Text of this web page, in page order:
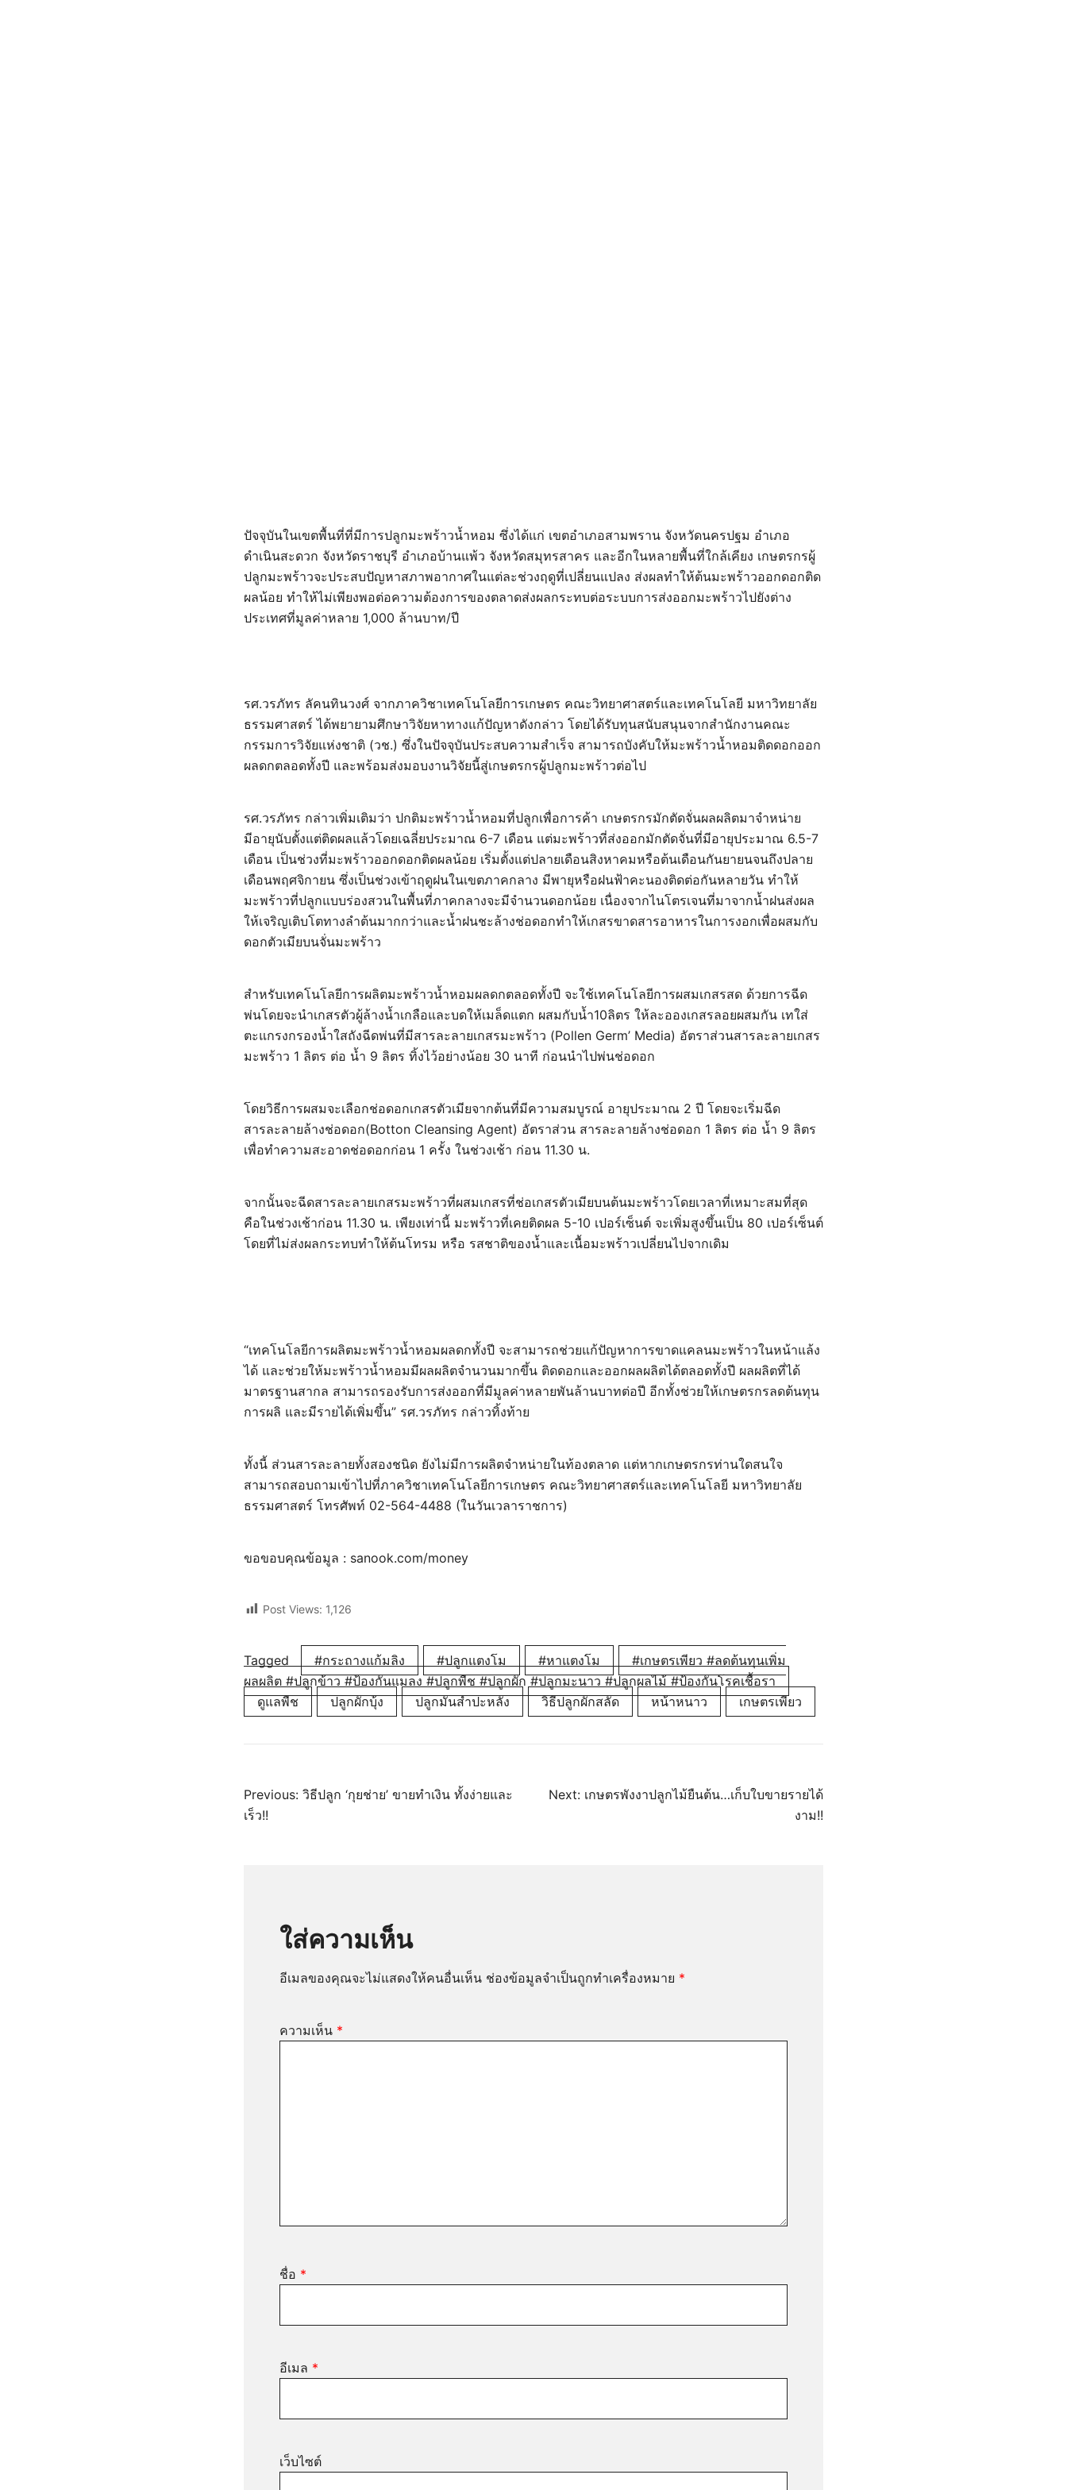
ปัจจุบันในเขตพื้นที่ที่มีการปลูกมะพร้าวน้ำหอม ซึ่งได้แก่ เขตอำเภอสามพราน จังหวัดนครปฐม อำเภอ
ดำเนินสะดวก จังหวัดราชบุรี อำเภอบ้านแพ้ว จังหวัดสมุทรสาคร และอีกในหลายพื้นที่ใกล้เคียง เกษตรกรผู้
ปลูกมะพร้าวจะประสบปัญหาสภาพอากาศในแต่ละช่วงฤดูที่เปลี่ยนแปลง ส่งผลทำให้ต้นมะพร้าวออกดอกติด
ผลน้อย ทำให้ไม่เพียงพอต่อความต้องการของตลาดส่งผลกระทบต่อระบบการส่งออกมะพร้าวไปยังต่าง
ประเทศที่มูลค่าหลาย 1,000 ล้านบาท/ปี
รศ.วรภัทร ลัคนทินวงศ์ จากภาควิชาเทคโนโลยีการเกษตร คณะวิทยาศาสตร์และเทคโนโลยี มหาวิทยาลัย
ธรรมศาสตร์ ได้พยายามศึกษาวิจัยหาทางแก้ปัญหาดังกล่าว โดยได้รับทุนสนับสนุนจากสำนักงานคณะ
กรรมการวิจัยแห่งชาติ (วช.) ซึ่งในปัจจุบันประสบความสำเร็จ สามารถบังคับให้มะพร้าวน้ำหอมติดดอกออก
ผลดกตลอดทั้งปี และพร้อมส่งมอบงานวิจัยนี้สู่เกษตรกรผู้ปลูกมะพร้าวต่อไป
รศ.วรภัทร กล่าวเพิ่มเติมว่า ปกติมะพร้าวน้ำหอมที่ปลูกเพื่อการค้า เกษตรกรมักตัดจั่นผลผลิตมาจำหน่าย
มีอายุนับตั้งแต่ติดผลแล้วโดยเฉลี่ยประมาณ 6-7 เดือน แต่มะพร้าวที่ส่งออกมักตัดจั่นที่มีอายุประมาณ 6.5-7
เดือน เป็นช่วงที่มะพร้าวออกดอกติดผลน้อย เริ่มตั้งแต่ปลายเดือนสิงหาคมหรือต้นเดือนกันยายนจนถึงปลาย
เดือนพฤศจิกายน ซึ่งเป็นช่วงเข้าฤดูฝนในเขตภาคกลาง มีพายุหรือฝนฟ้าคะนองติดต่อกันหลายวัน ทำให้
มะพร้าวที่ปลูกแบบร่องสวนในพื้นที่ภาคกลางจะมีจำนวนดอกน้อย เนื่องจากไนโตรเจนที่มาจากน้ำฝนส่งผล
ให้เจริญเติบโตทางลำต้นมากกว่าและน้ำฝนชะล้างช่อดอกทำให้เกสรขาดสารอาหารในการงอกเพื่อผสมกับ
ดอกตัวเมียบนจั่นมะพร้าว
สำหรับเทคโนโลยีการผลิตมะพร้าวน้ำหอมผลดกตลอดทั้งปี จะใช้เทคโนโลยีการผสมเกสรสด ด้วยการฉีด
พ่นโดยจะนำเกสรตัวผู้ล้างน้ำเกลือและบดให้เมล็ดแตก ผสมกับน้ำ10ลิตร ให้ละอองเกสรลอยผสมกัน เทใส่
ตะแกรงกรองน้ำใสถังฉีดพ่นที่มีสารละลายเกสรมะพร้าว (Pollen Germ’ Media) อัตราส่วนสารละลายเกสร
มะพร้าว 1 ลิตร ต่อ น้ำ 9 ลิตร ทิ้งไว้อย่างน้อย 30 นาที ก่อนนำไปพ่นช่อดอก
โดยวิธีการผสมจะเลือกช่อดอกเกสรตัวเมียจากต้นที่มีความสมบูรณ์ อายุประมาณ 2 ปี โดยจะเริ่มฉีด
สารละลายล้างช่อดอก(Botton Cleansing Agent) อัตราส่วน สารละลายล้างช่อดอก 1 ลิตร ต่อ น้ำ 9 ลิตร
เพื่อทำความสะอาดช่อดอกก่อน 1 ครั้ง ในช่วงเช้า ก่อน 11.30 น.
จากนั้นจะฉีดสารละลายเกสรมะพร้าวที่ผสมเกสรที่ช่อเกสรตัวเมียบนต้นมะพร้าวโดยเวลาที่เหมาะสมที่สุด
คือในช่วงเช้าก่อน 11.30 น. เพียงเท่านี้ มะพร้าวที่เคยติดผล 5-10 เปอร์เซ็นต์ จะเพิ่มสูงขึ้นเป็น 80 เปอร์เซ็นต์
โดยที่ไม่ส่งผลกระทบทำให้ต้นโทรม หรือ รสชาติของน้ำและเนื้อมะพร้าวเปลี่ยนไปจากเดิม
“เทคโนโลยีการผลิตมะพร้าวน้ำหอมผลดกทั้งปี จะสามารถช่วยแก้ปัญหาการขาดแคลนมะพร้าวในหน้าแล้ง
ได้ และช่วยให้มะพร้าวน้ำหอมมีผลผลิตจำนวนมากขึ้น ติดดอกและออกผลผลิตได้ตลอดทั้งปี ผลผลิตที่ได้
มาตรฐานสากล สามารถรองรับการส่งออกที่มีมูลค่าหลายพันล้านบาทต่อปี อีกทั้งช่วยให้เกษตรกรลดต้นทุน
การผลิ และมีรายได้เพิ่มขึ้น” รศ.วรภัทร กล่าวทิ้งท้าย
ทั้งนี้ ส่วนสารละลายทั้งสองชนิด ยังไม่มีการผลิตจำหน่ายในท้องตลาด แต่หากเกษตรกรท่านใดสนใจ
สามารถสอบถามเข้าไปที่ภาควิชาเทคโนโลยีการเกษตร คณะวิทยาศาสตร์และเทคโนโลยี มหาวิทยาลัย
ธรรมศาสตร์ โทรศัพท์ 02-564-4488 (ในวันเวลาราชการ)
ขอขอบคุณข้อมูล : sanook.com/money
Post Views: 1,126
Tagged #กระถางแก้มลิง #ปลูกแตงโม #หาแตงโม
#เกษตรเพียว #ลดต้นทุนเพิ่ม
ผลผลิต #ปลูกข้าว #ป้องกันแมลง #ปลูกพืช #ปลูกผัก #ปลูกมะนาว #ปลูกผลไม้ #ป้องกันโรคเชื้อรา
ดูแลพืช
ปลูกผักบุ้ง ปลูกมันสำปะหลัง วิธีปลูกผักสลัด หน้าหนาว เกษตรเพียว
แนะแนว
Previous: วิธีปลูก ‘กุยช่าย’ ขายทำเงิน ทั้งง่ายและ
เร็ว!!
Next: เกษตรพังงาปลูกไม้ยืนต้น…เก็บใบขายรายได้
งาม!!
ใส่ความเห็น
อีเมลของคุณจะไม่แสดงให้คนอื่นเห็น ช่องข้อมูลจำเป็นถูกทำเครื่องหมาย *
ความเห็น *
ชื่อ *
อีเมล *
เว็บไซต์